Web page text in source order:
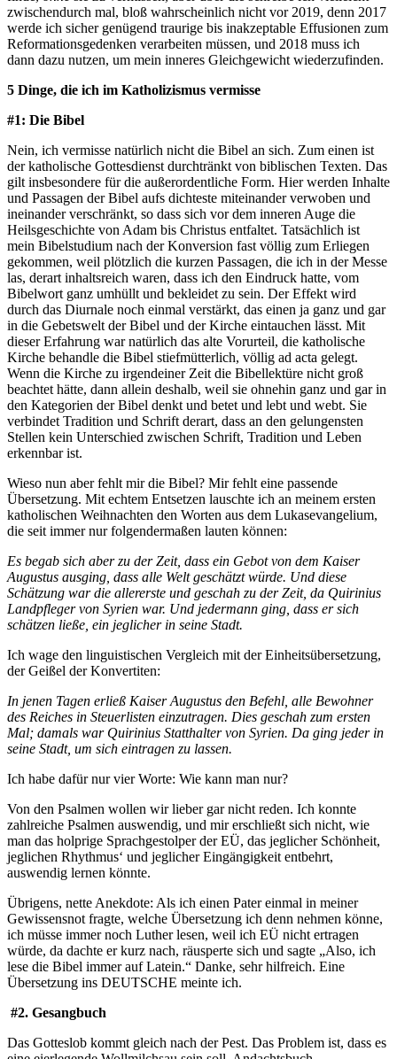
zwischendurch mal, bloß wahrscheinlich nicht vor 2019, denn 2017
werde ich sicher genügend traurige bis inakzeptable Effusionen zum
Reformationsgedenken verarbeiten müssen, und 2018 muss ich
dann dazu nutzen, um mein inneres Gleichgewicht wiederzufinden.
5 Dinge, die ich im Katholizismus vermisse
#1: Die Bibel
Nein, ich vermisse natürlich nicht die Bibel an sich. Zum einen ist
der katholische Gottesdienst durchtränkt von biblischen Texten. Das
gilt insbesondere für die außerordentliche Form. Hier werden Inhalte
und Passagen der Bibel aufs dichteste miteinander verwoben und
ineinander verschränkt, so dass sich vor dem inneren Auge die
Heilsgeschichte von Adam bis Christus entfaltet. Tatsächlich ist
mein Bibelstudium nach der Konversion fast völlig zum Erliegen
gekommen, weil plötzlich die kurzen Passagen, die ich in der Messe
las, derart inhaltsreich waren, dass ich den Eindruck hatte, vom
Bibelwort ganz umhüllt und bekleidet zu sein. Der Effekt wird
durch das Diurnale noch einmal verstärkt, das einen ja ganz und gar
in die Gebetswelt der Bibel und der Kirche eintauchen lässt. Mit
dieser Erfahrung war natürlich das alte Vorurteil, die katholische
Kirche behandle die Bibel stiefmütterlich, völlig ad acta gelegt.
Wenn die Kirche zu irgendeiner Zeit die Bibellektüre nicht groß
beachtet hätte, dann allein deshalb, weil sie ohnehin ganz und gar in
den Kategorien der Bibel denkt und betet und lebt und webt. Sie
verbindet Tradition und Schrift derart, dass an den gelungensten
Stellen kein Unterschied zwischen Schrift, Tradition und Leben
erkennbar ist.
Wieso nun aber fehlt mir die Bibel? Mir fehlt eine passende
Übersetzung. Mit echtem Entsetzen lauschte ich an meinem ersten
katholischen Weihnachten den Worten aus dem Lukasevangelium,
die seit immer nur folgendermaßen lauten können:
Es begab sich aber zu der Zeit, dass ein Gebot von dem Kaiser
Augustus ausging, dass alle Welt geschätzt würde. Und diese
Schätzung war die allererste und geschah zu der Zeit, da Quirinius
Landpfleger von Syrien war. Und jedermann ging, dass er sich
schätzen ließe, ein jeglicher in seine Stadt.
Ich wage den linguistischen Vergleich mit der Einheitsübersetzung,
der Geißel der Konvertiten:
In jenen Tagen erließ Kaiser Augustus den Befehl, alle Bewohner
des Reiches in Steuerlisten einzutragen. Dies geschah zum ersten
Mal; damals war Quirinius Statthalter von Syrien. Da ging jeder in
seine Stadt, um sich eintragen zu lassen.
Ich habe dafür nur vier Worte: Wie kann man nur?
Von den Psalmen wollen wir lieber gar nicht reden. Ich konnte
zahlreiche Psalmen auswendig, und mir erschließt sich nicht, wie
man das holprige Sprachgestolper der EÜ, das jeglicher Schönheit,
jeglichen Rhythmus‘ und jeglicher Eingängigkeit entbehrt,
auswendig lernen könnte.
Übrigens, nette Anekdote: Als ich einen Pater einmal in meiner
Gewissensnot fragte, welche Übersetzung ich denn nehmen könne,
ich müsse immer noch Luther lesen, weil ich EÜ nicht ertragen
würde, da dachte er kurz nach, räusperte sich und sagte „Also, ich
lese die Bibel immer auf Latein.“ Danke, sehr hilfreich. Eine
Übersetzung ins DEUTSCHE meinte ich.
#2. Gesangbuch
Das Gotteslob kommt gleich nach der Pest. Das Problem ist, dass es